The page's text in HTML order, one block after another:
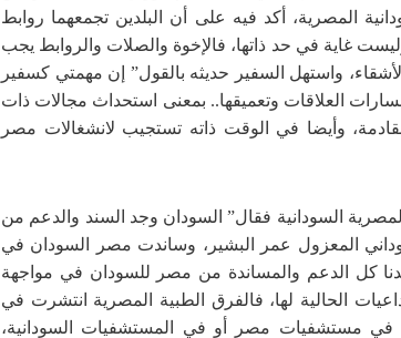
المصرية، أكد فيه على أن البلدين تجمعهما روابط
غاية في حد ذاتها، فالإخوة والصلات والروابط يجب
واستهل السفير حديثه بالقول” إن مهمتي كسفير
العلاقات وتعميقها.. بمعنى استحداث مجالات ذات
وأيضا في الوقت ذاته تستجيب لانشغالات مصر
السودانية فقال” السودان وجد السند والدعم من
المعزول عمر البشير، وساندت مصر السودان في
كل الدعم والمساندة من مصر للسودان في مواجهة
الحالية لها، فالفرق الطبية المصرية انتشرت في
في مستشفيات مصر أو في المستشفيات السودانية،